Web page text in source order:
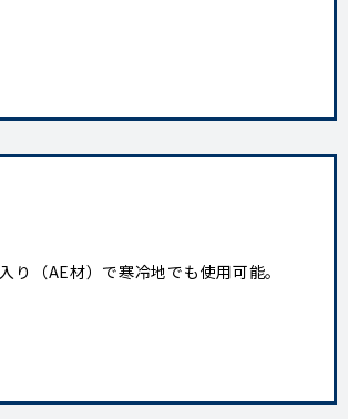
り（AE材）で寒冷地でも使用可能。